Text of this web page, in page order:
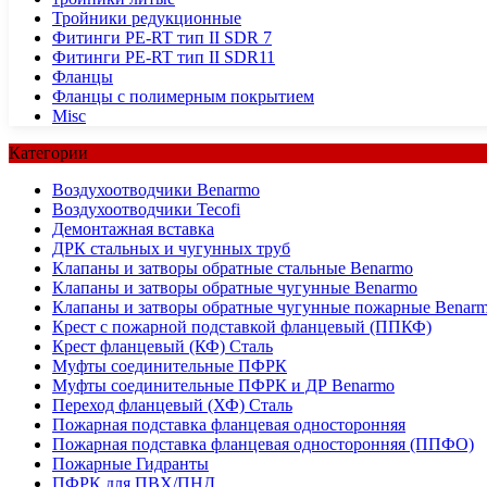
Тройники редукционные
Фитинги PE-RT тип II SDR 7
Фитинги PE-RT тип II SDR11
Фланцы
Фланцы с полимерным покрытием
Misc
Категории
Воздухоотводчики Benarmo
Воздухоотводчики Tecofi
Демонтажная вставка
ДРК стальных и чугунных труб
Клапаны и затворы обратные стальные Benarmo
Клапаны и затворы обратные чугунные Benarmo
Клапаны и затворы обратные чугунные пожарные
Крест с пожарной подставкой фланцевый (ППКФ)
Крест фланцевый (КФ) Сталь
Муфты соединительные ПФРК
Муфты соединительные ПФРК и ДР Benarmo
Переход фланцевый (ХФ) Сталь
Пожарная подставка фланцевая односторонняя
Пожарная подставка фланцевая односторонняя (ППФО)
Пожарные Гидранты
ПФРК для ПВХ/ПНД